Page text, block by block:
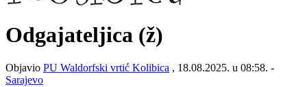
Odgajateljica (ž)
Objavio PU Waldorfski vrtić Kolibica , 18.08.2025. u 08:58. -
Sarajevo